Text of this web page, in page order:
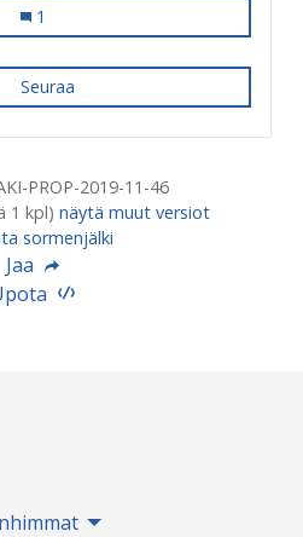
Kosteikkopuisto keitaaksi
1
Seuraa
PROP-2019-11-46
1 kpl) näytä muut versiot
sormenjälki
Jaa